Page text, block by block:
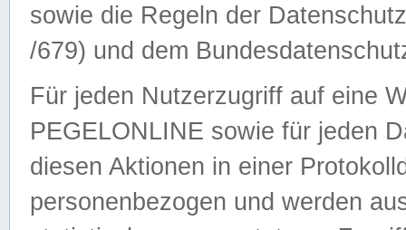
sowie die Regeln der
/679) und dem
Für jeden Nutzerzugriff auf eine
PEGELONLINE sowie für jeden
diesen Aktionen in einer
personenbezogen und werden